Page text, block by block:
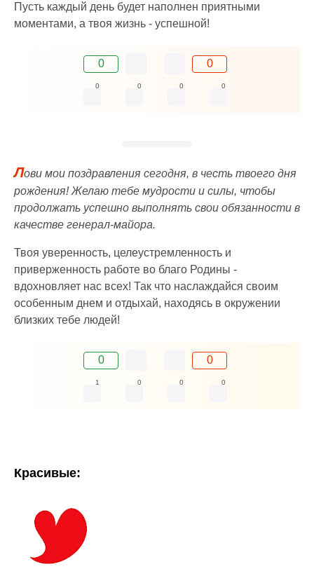
Пусть каждый день будет наполнен приятными
моментами, а твоя жизнь - успешной!
0 0
0 0 0 0
Лови мои поздравления сегодня, в честь твоего дня
рождения! Желаю тебе мудрости и силы, чтобы
продолжать успешно выполнять свои обязанности в
качестве генерал-майора.
Твоя уверенность, целеустремленность и
приверженность работе во благо Родины -
вдохновляет нас всех! Так что наслаждайся своим
особенным днем и отдыхай, находясь в окружении
близких тебе людей!
0 0
1 0 0 0
Красивые: